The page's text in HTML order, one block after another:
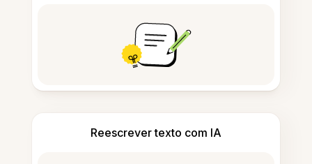
Reescrever texto com IA